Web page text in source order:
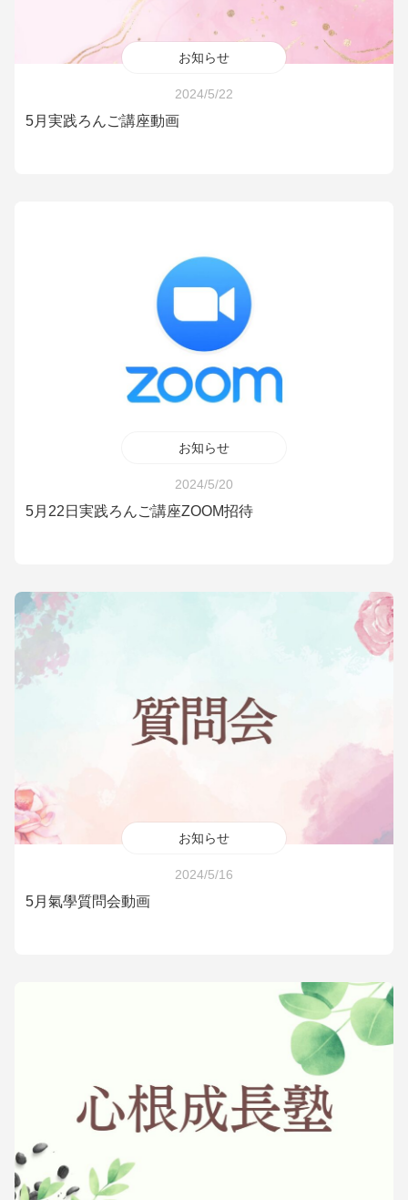
お知らせ
2024/5/22
5月実践ろんご講座動画
お知らせ
2024/5/20
5月22日実践ろんご講座ZOOM招待
お知らせ
2024/5/16
5月氣學質問会動画